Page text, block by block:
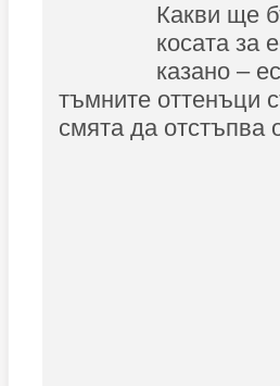
Какви ще
косата за
казано –
тъмните оттенъци
смята да отстъпва